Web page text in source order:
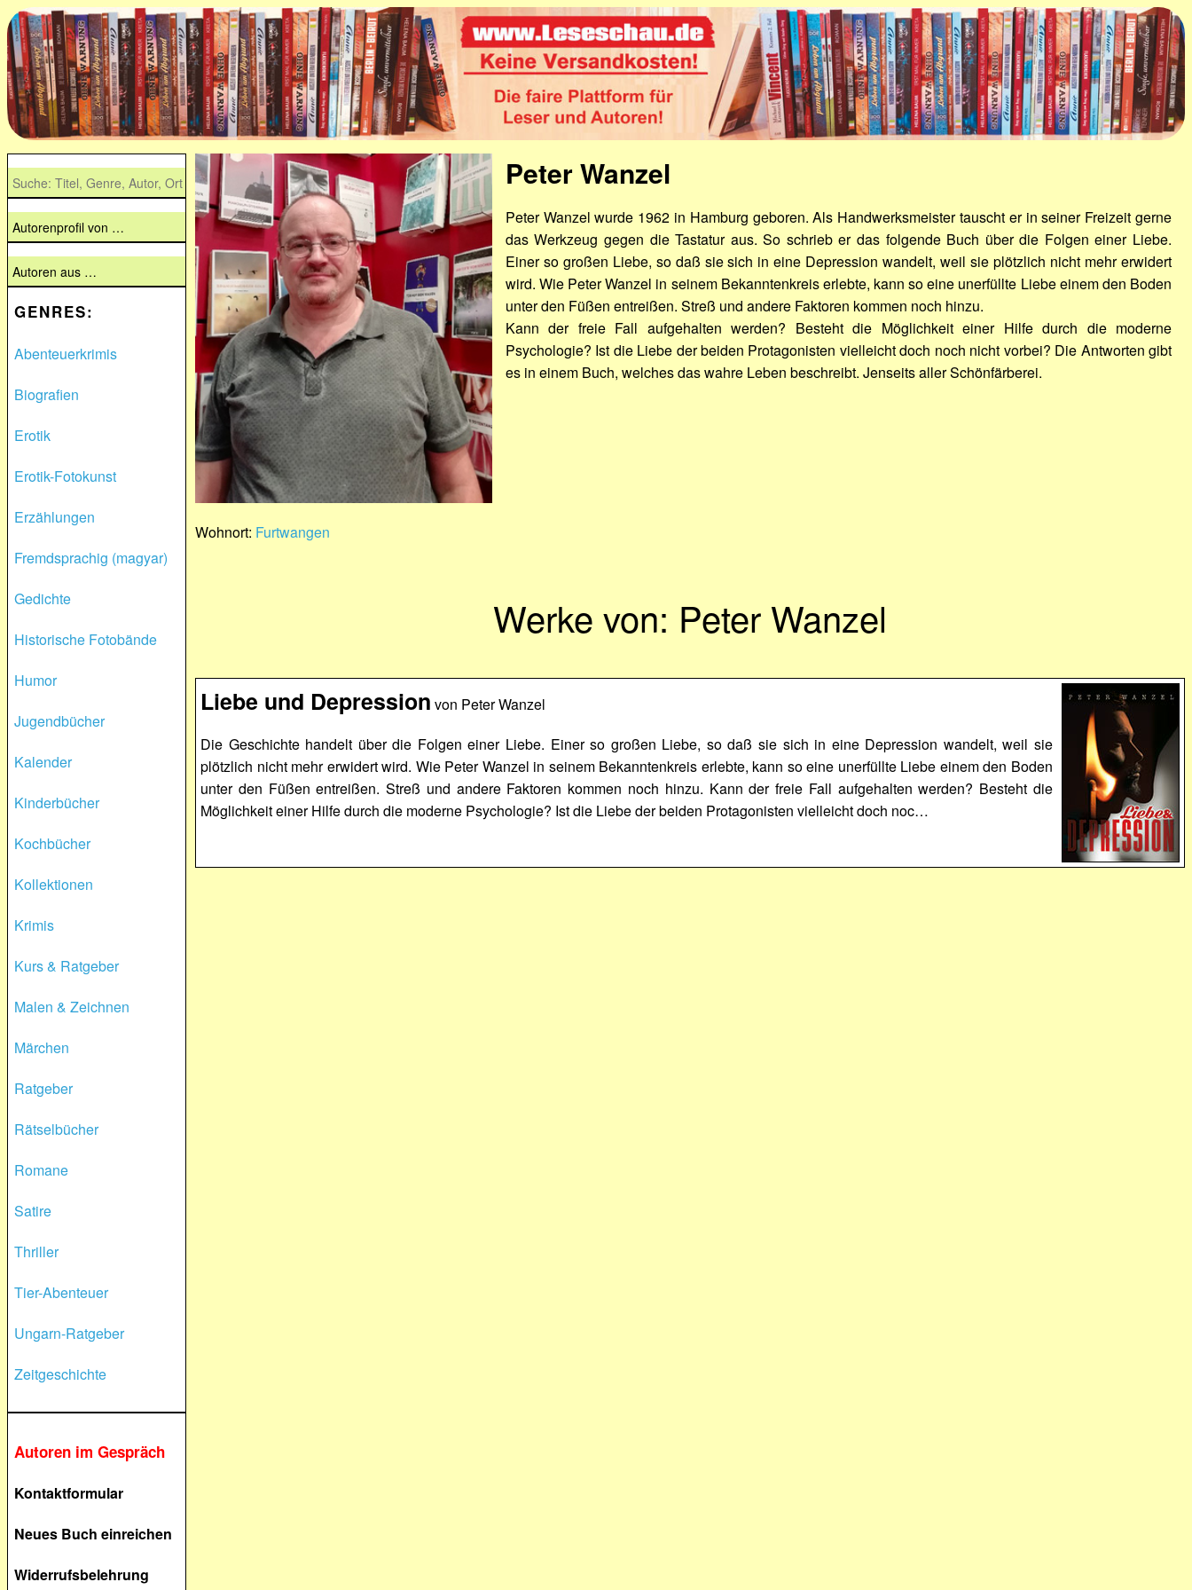
GENRES:
Abenteuerkrimis
Biografien
Erotik
Erotik-Fotokunst
Erzählungen
Fremdsprachig (magyar)
Gedichte
Historische Fotobände
Humor
Jugendbücher
Kalender
Kinderbücher
Kochbücher
Kollektionen
Krimis
Kurs & Ratgeber
Malen & Zeichnen
Märchen
Ratgeber
Rätselbücher
Romane
Satire
Thriller
Tier-Abenteuer
Ungarn-Ratgeber
Zeitgeschichte
Autoren im Gespräch
Kontaktformular
Neues Buch einreichen
Widerrufsbelehrung
Wohnort: Furtwangen
Peter Wanzel
Peter Wanzel wurde 1962 in Hamburg geboren. Als Handwerksmeister tauscht er in seiner Freizeit gerne
das Werkzeug gegen die Tastatur aus. So schrieb er das folgende Buch über die Folgen einer Liebe.
Einer so großen Liebe, so daß sie sich in eine Depression wandelt, weil sie plötzlich nicht mehr erwidert
wird. Wie Peter Wanzel in seinem Bekanntenkreis erlebte, kann so eine unerfüllte Liebe einem den Boden
unter den Füßen entreißen. Streß und andere Faktoren kommen noch hinzu.
Kann der freie Fall aufgehalten werden? Besteht die Möglichkeit einer Hilfe durch die moderne
Psychologie? Ist die Liebe der beiden Protagonisten vielleicht doch noch nicht vorbei? Die Antworten gibt
es in einem Buch, welches das wahre Leben beschreibt. Jenseits aller Schönfärberei.
Werke von: Peter Wanzel
Liebe und Depression von Peter Wanzel
Die Geschichte handelt über die Folgen einer Liebe. Einer so großen Liebe, so daß sie sich in eine Depression wandelt, weil sie
plötzlich nicht mehr erwidert wird. Wie Peter Wanzel in seinem Bekanntenkreis erlebte, kann so eine unerfüllte Liebe einem den Boden
unter den Füßen entreißen. Streß und andere Faktoren kommen noch hinzu. Kann der freie Fall aufgehalten werden? Besteht die
Möglichkeit einer Hilfe durch die moderne Psychologie? Ist die Liebe der beiden Protagonisten vielleicht doch noc…